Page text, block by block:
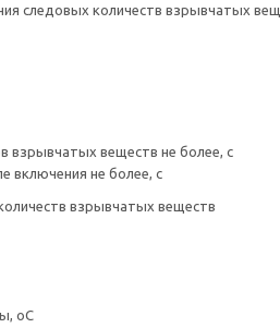
следовых количеств взрывчатых
взрывчатых веществ не более, с
включения не более, с
взрывчатых веществ
оС